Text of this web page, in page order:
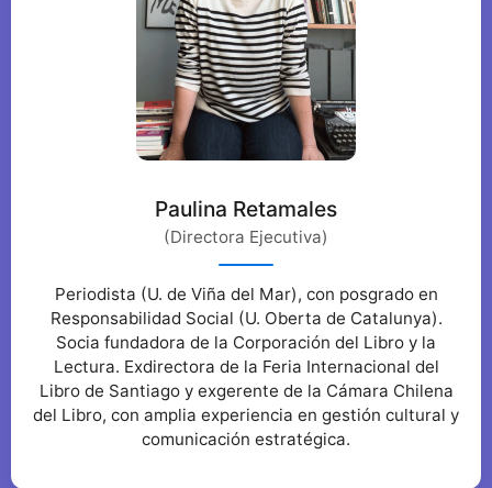
Paulina Retamales
(Directora Ejecutiva)
Periodista (U. de Viña del Mar), con posgrado en
Responsabilidad Social (U. Oberta de Catalunya).
Socia fundadora de la Corporación del Libro y la
Lectura. Exdirectora de la Feria Internacional del
Libro de Santiago y exgerente de la Cámara Chilena
del Libro, con amplia experiencia en gestión cultural y
comunicación estratégica.